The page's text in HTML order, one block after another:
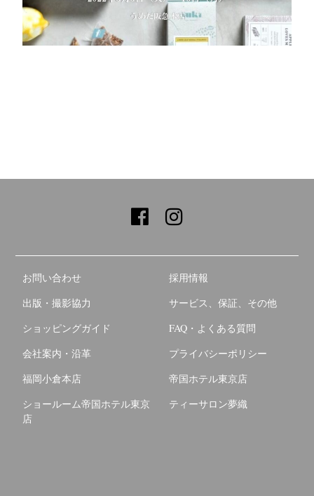
お問い合わせ
採用情報
出版・撮影協力
サービス、保証、その他
ショッピングガイド
FAQ・よくある質問
会社案内・沿革
プライバシーポリシー
福岡小倉本店
帝国ホテル東京店
ショールーム帝国ホテル東京
店
ティーサロン夢織